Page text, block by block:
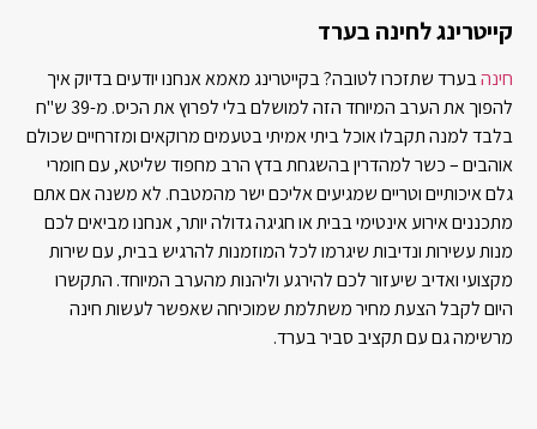
קייטרינג לחינה בערד
חינהבערד שתזכרו לטובה? בקייטרינג מאמא אנחנו יודעים בדיוק איך
להפוך את הערב המיוחד הזה למושלם בלי לפרוץ את הכיס. מ-39 ש"ח
בלבד למנה תקבלו אוכל ביתי אמיתי בטעמים מרוקאים ומזרחיים שכולם
אוהבים – כשר למהדרין בהשגחת בדץ הרב מחפוד שליטא, עם חומרי
גלם איכותיים וטריים שמגיעים אליכם ישר מהמטבח. לא משנה אם אתם
מתכננים אירוע אינטימי בבית או חגיגה גדולה יותר, אנחנו מביאים לכם
מנות עשירות ונדיבות שיגרמו לכל המוזמנות להרגיש בבית, עם שירות
מקצועי ואדיב שיעזור לכם להירגע וליהנות מהערב המיוחד. התקשרו
היום לקבל הצעת מחיר משתלמת שמוכיחה שאפשר לעשות חינה
מרשימה גם עם תקציב סביר בערד.